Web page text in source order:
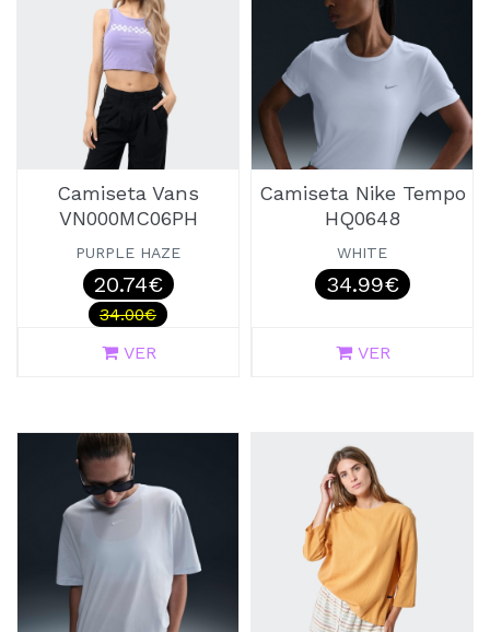
Camiseta Vans
VN000MC06PH
PURPLE HAZE
20.74€
34.00€
VER
Camiseta Nike Tempo
HQ0648
WHITE
34.99€
VER